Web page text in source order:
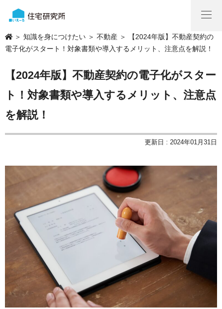
＞ 知識を身につけたい ＞ 不動産 ＞ 【2024年版】不動産契約の
電子化がスタート！対象書類や導入するメリット、注意点を解説！
【2024年版】不動産契約の電子化がスター
ト！対象書類や導入するメリット、注意点
を解説！
更新日 : 2024年01月31日